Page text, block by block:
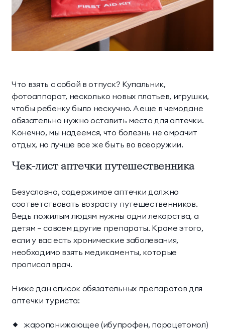
Что взять с собой в отпуск? Купальник,
фотоаппарат, несколько новых платьев, игрушки,
чтобы ребенку было нескучно. А еще в чемодане
обязательно нужно оставить место для аптечки.
Конечно, мы надеемся, что болезнь не омрачит
отдых, но лучше все же быть во всеоружии.
Чек-лист аптечки путешественника
Безусловно, содержимое аптечки должно
соответствовать возрасту путешественников.
Ведь пожилым людям нужны одни лекарства, а
детям – совсем другие препараты. Кроме этого,
если у вас есть хронические заболевания,
необходимо взять медикаменты, которые
прописал врач.
Ниже дан список обязательных препаратов для
аптечки туриста:
жаропонижающее (ибупрофен, парацетомол)
Классические
Комплексная
диагностика
Делюкс Прайм
Коннект Делюкс
Прайм
Пентхаус Супериор Люкс
Апартаменты «Имение
Сёгуна»
SPA-апартаменты
Виллы
Императорские виллы Президентские виллы
Семейные виллы
Винные виллы
Президентские
винные виллы
Семейные винные
виллы
О комплексе
Контакты
МЕССЕНДЖЕРЫ И СОЦ. СЕТИ